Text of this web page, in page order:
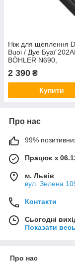
Ніж для щеплення
Buoi / Дуе Буаї
BÖHLER N690,
нержавіюча сталь
2 390 ₴
Купити
Про нас
99%
Працює з
м. Львів
вул. Зелена
Контакти
Сьогодні
Показати
Про нас